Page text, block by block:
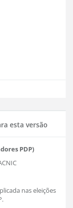
esta versão
PDP)
nas eleições